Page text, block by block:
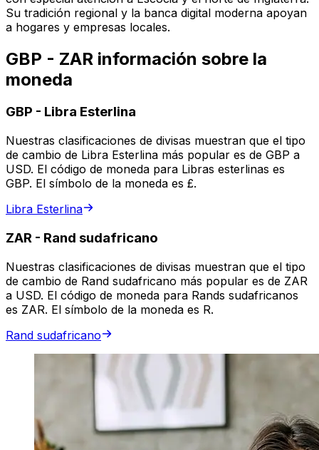
Su tradición regional y la banca digital moderna apoyan
a hogares y empresas locales.
GBP - ZAR información sobre la
moneda
GBP - Libra Esterlina
Nuestras clasificaciones de divisas muestran que el tipo
de cambio de Libra Esterlina más popular es de GBP a
USD. El código de moneda para Libras esterlinas es
GBP. El símbolo de la moneda es £.
Libra Esterlina
ZAR - Rand sudafricano
Nuestras clasificaciones de divisas muestran que el tipo
de cambio de Rand sudafricano más popular es de ZAR
a USD. El código de moneda para Rands sudafricanos
es ZAR. El símbolo de la moneda es R.
Rand sudafricano